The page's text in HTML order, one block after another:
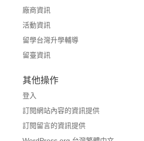
廠商資訊
活動資訊
留學台灣升學輔導
留臺資訊
其他操作
登入
訂閱網站內容的資訊提供
訂閱留言的資訊提供